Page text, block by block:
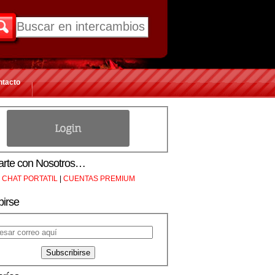
con Nosotros…
CHAT PORTATIL | CUENTAS PREMIUM